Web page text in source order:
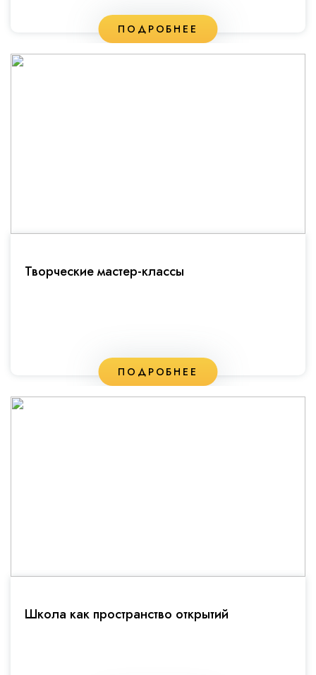
ПОДРОБНЕЕ
Творческие мастер-классы
ПОДРОБНЕЕ
Школа как пространство открытий